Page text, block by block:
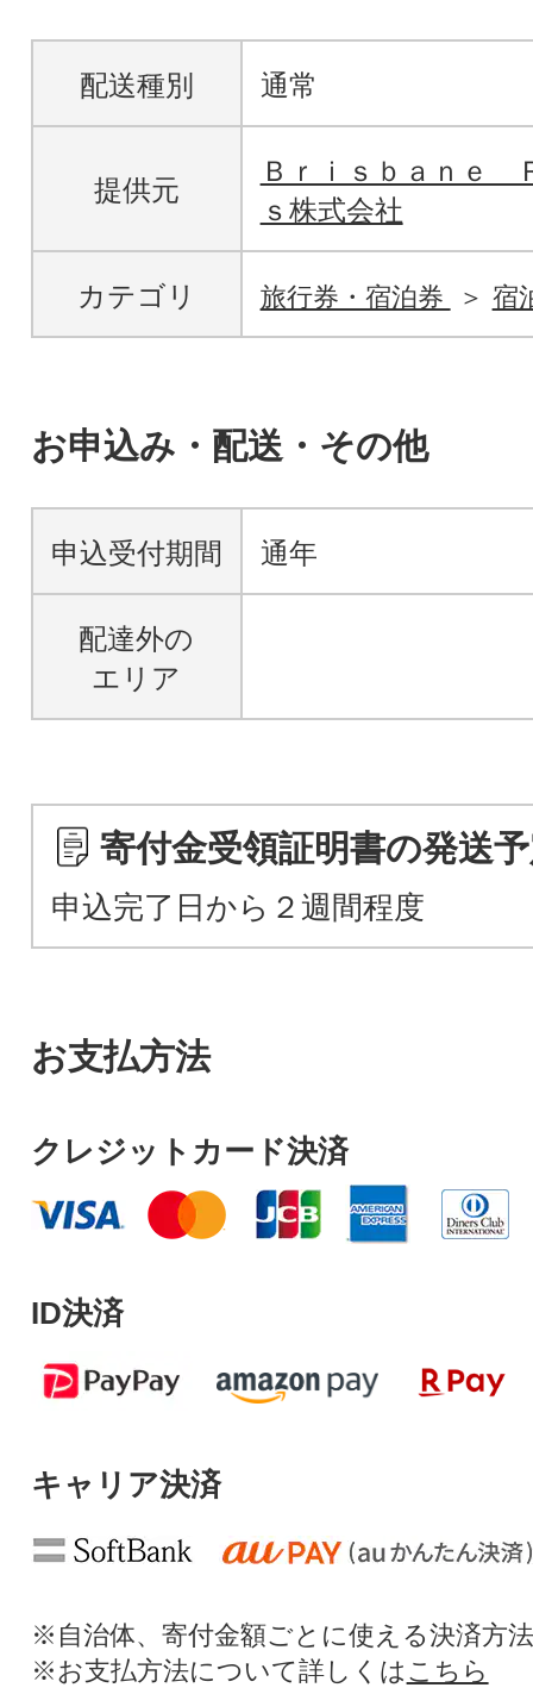
配送種別 通常
提供元
Ｂｒｉｓｂａｎｅ
ｓ株式会社
カテゴリ 旅行券・宿泊券 宿
お申込み・配送・その他
申込受付期間 通年
配達外の
エリア
寄付金受領証明書の発送
申込完了日から２週間程度
お支払方法
クレジットカード決済
ID決済
キャリア決済
※自治体、寄付金額ごとに使える決済方
※お支払方法について詳しくは こちら